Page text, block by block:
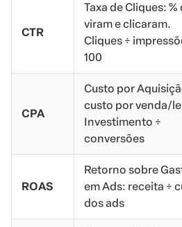
CTR
Taxa de Cliques: %
viram e clicaram.
Cliques ÷
100
CPA
Custo por
custo por venda/
Investimento ÷
conversões
ROAS
Retorno sobre
em Ads: receita ÷
dos ads